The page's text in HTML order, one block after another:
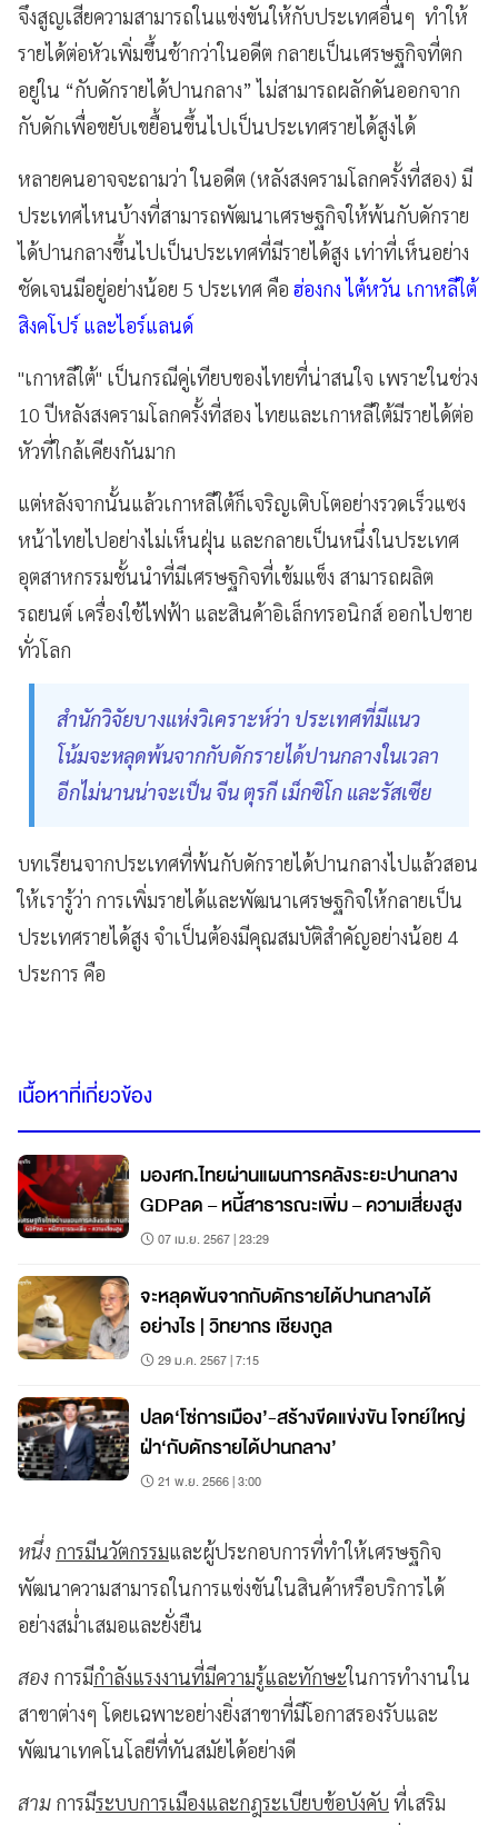
จึงสูญเสียความสามารถในแข่งขันให้กับประเทศอื่นๆ ทำให้
รายได้ต่อหัวเพิ่มขึ้นช้ากว่าในอดีต กลายเป็นเศรษฐกิจที่ตก
อยู่ใน “กับดักรายได้ปานกลาง” ไม่สามารถผลักดันออกจาก
กับดักเพื่อขยับเขยื้อนขึ้นไปเป็นประเทศรายได้สูงได้
หลายคนอาจจะถามว่า ในอดีต (หลังสงครามโลกครั้งที่สอง) มี
ประเทศไหนบ้างที่สามารถพัฒนาเศรษฐกิจให้พ้นกับดักราย
ได้ปานกลางขึ้นไปเป็นประเทศที่มีรายได้สูง เท่าที่เห็นอย่าง
ชัดเจนมีอยู่อย่างน้อย 5 ประเทศ คือ ฮ่องกง ไต้หวัน เกาหลีใต้
สิงคโปร์ และไอร์แลนด์
"เกาหลีใต้" เป็นกรณีคู่เทียบของไทยที่น่าสนใจ เพราะในช่วง
10 ปีหลังสงครามโลกครั้งที่สอง ไทยและเกาหลีใต้มีรายได้ต่อ
หัวที่ใกล้เคียงกันมาก
แต่หลังจากนั้นแล้วเกาหลีใต้ก็เจริญเติบโตอย่างรวดเร็วแซง
หน้าไทยไปอย่างไม่เห็นฝุ่น และกลายเป็นหนึ่งในประเทศ
อุตสาหกรรมชั้นนำที่มีเศรษฐกิจที่เข้มแข็ง สามารถผลิต
รถยนต์ เครื่องใช้ไฟฟ้า และสินค้าอิเล็กทรอนิกส์ ออกไปขาย
ทั่วโลก
สำนักวิจัยบางแห่งวิเคราะห์ว่า ประเทศที่มีแนว
โน้มจะหลุดพ้นจากกับดักรายได้ปานกลางในเวลา
อีกไม่นานน่าจะเป็น จีน ตุรกี เม็กซิโก และรัสเซีย
บทเรียนจากประเทศที่พ้นกับดักรายได้ปานกลางไปแล้วสอน
ให้เรารู้ว่า การเพิ่มรายได้และพัฒนาเศรษฐกิจให้กลายเป็น
ประเทศรายได้สูง จำเป็นต้องมีคุณสมบัติสำคัญอย่างน้อย 4
ประการ คือ
เนื้อหาที่เกี่ยวข้อง
มองศก.ไทยผ่านแผนการคลังระยะปานกลาง
GDPลด – หนี้สาธารณะเพิ่ม – ความเสี่ยงสูง
07 เม.ย. 2567 | 23:29
จะหลุดพ้นจากกับดักรายได้ปานกลางได้
อย่างไร | วิทยากร เชียงกูล
29 ม.ค. 2567 | 7:15
ปลด‘โซ่การเมือง’-สร้างขีดแข่งขัน โจทย์ใหญ่
ฝ่า‘กับดักรายได้ปานกลาง’
21 พ.ย. 2566 | 3:00
หนึ่ง การมีนวัตกรรมและผู้ประกอบการที่ทำให้เศรษฐกิจ
พัฒนาความสามารถในการแข่งขันในสินค้าหรือบริการได้
อย่างสม่ำเสมอและยั่งยืน
สอง การมีกำลังแรงงานที่มีความรู้และทักษะในการทำงานใน
สาขาต่างๆ โดยเฉพาะอย่างยิ่งสาขาที่มีโอกาสรองรับและ
พัฒนาเทคโนโลยีที่ทันสมัยได้อย่างดี
สาม การมีระบบการเมืองและกฎระเบียบข้อบังคับ ที่เสริม